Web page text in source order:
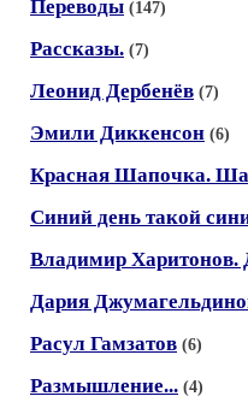
Переводы (147)
Рассказы. (7)
Леонид Дербенёв (7)
Эмили Диккенсон (6)
Красная Шапочка.
Синий день такой
Владимир Харитонов.
Дария
Расул Гамзатов (6)
Размышление... (4)